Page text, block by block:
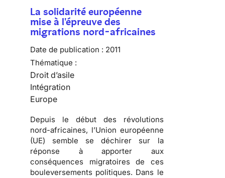
La solidarité européenne
mise à l'épreuve des
migrations nord-africaines
Date de publication : 2011
Thématique :
Droit d’asile
Intégration
Europe
Depuis le début des révolutions
nord-africaines, l’Union européenne
(UE) semble se déchirer sur la
réponse à apporter aux
conséquences migratoires de ces
bouleversements politiques. Dans le